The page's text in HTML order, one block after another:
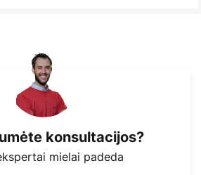
konsultacijos?
mielai padeda